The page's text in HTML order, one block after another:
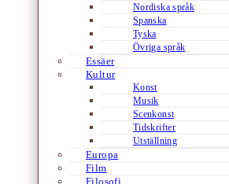
Nordiska språk
Spanska
Tyska
Övriga språk
Essäer
Kultur
Konst
Musik
Scenkonst
Tidskrifter
Utställning
Europa
Film
Filosofi